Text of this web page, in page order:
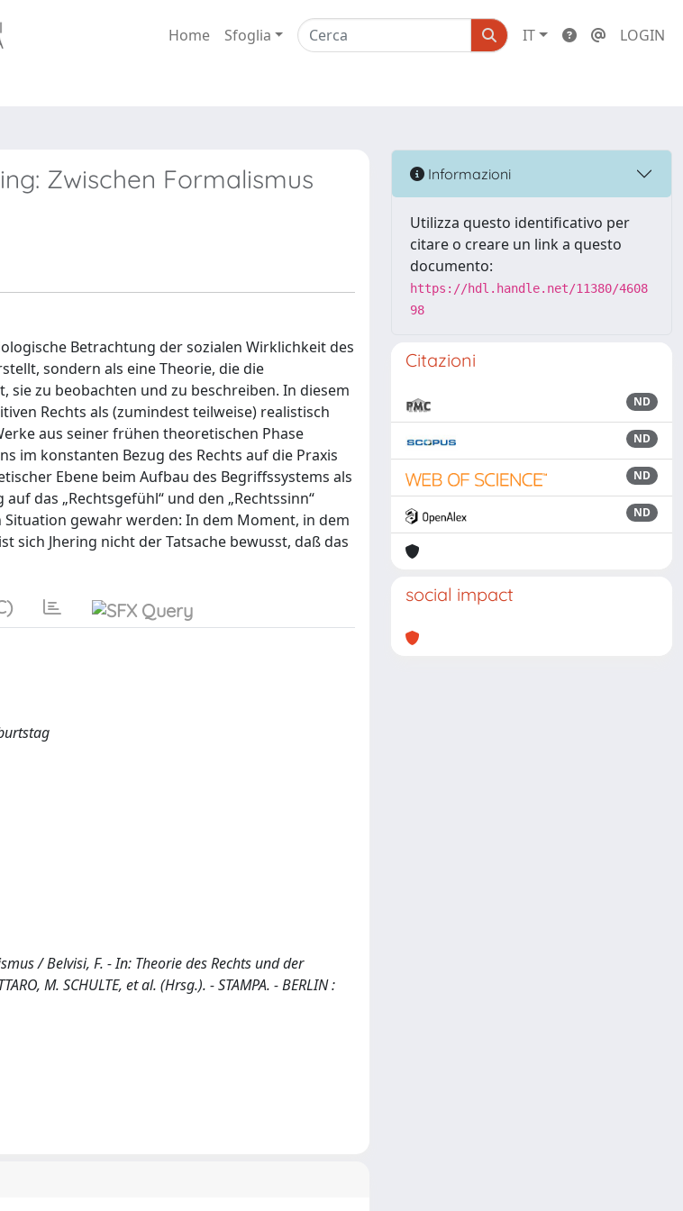
Home Sfoglia IT LOGIN
Zwischen Formalismus
Betrachtung der sozialen Wirklichkeit des
sondern als eine Theorie, die die
sie zu beobachten und zu beschreiben. In diesem
Rechts als (zumindest teilweise) realistisch
aus seiner frühen theoretischen Phase
im konstanten Bezug des Rechts auf die Praxis
Ebene beim Aufbau des Begriffssystems als
das „Rechtsgefühl“ und den „Rechtssinn“
gewahr werden: In dem Moment, in dem
sich Jhering nicht der Tatsache bewusst, daß das
/ Belvisi, F. - In: Theorie des Rechts und der
M. SCHULTE, et al. (Hrsg.). - STAMPA. - BERLIN :
Informazioni
Utilizza questo identificativo per
citare o creare un link a questo
documento:
https://hdl.handle.net/11380/4608
98
Citazioni
ND
ND
ND
ND
social impact